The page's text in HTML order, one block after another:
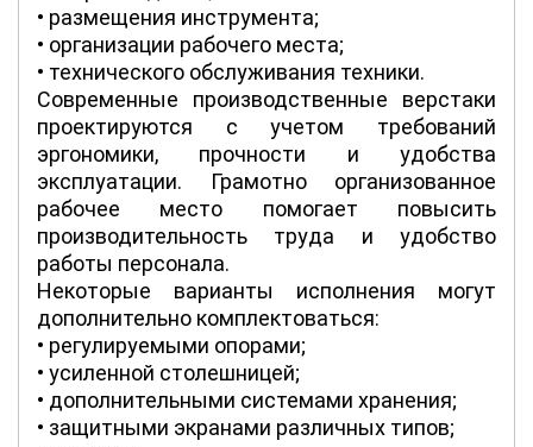
• размещения инструмента;
• организации рабочего места;
• технического обслуживания техники.
Современные производственные верстаки
проектируются с учетом требований
эргономики, прочности и удобства
эксплуатации. Грамотно организованное
рабочее место помогает повысить
производительность труда и удобство
работы персонала.
Некоторые варианты исполнения могут
дополнительно комплектоваться:
• регулируемыми опорами;
• усиленной столешницей;
• дополнительными системами хранения;
• защитными экранами различных типов;